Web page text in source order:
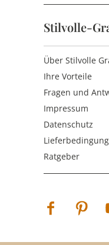
Stilvolle-
Über Stilvolle
Ihre Vorteile
Fragen und
Impressum
Datenschutz
Ratgeber